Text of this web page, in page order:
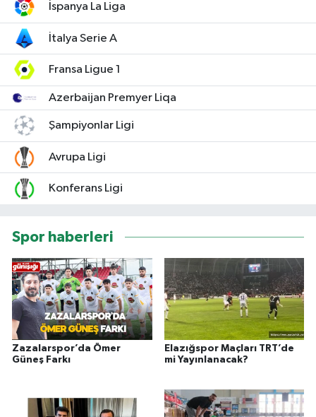
İspanya La Liga
İtalya Serie A
Fransa Ligue 1
Azerbaijan Premyer Liqa
Şampiyonlar Ligi
Avrupa Ligi
Konferans Ligi
Spor haberleri
Zazalarspor’da Ömer
Güneş Farkı
Elazığspor Maçları TRT’de
mi Yayınlanacak?